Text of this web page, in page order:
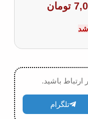
تومان
باشید.
تلگرام